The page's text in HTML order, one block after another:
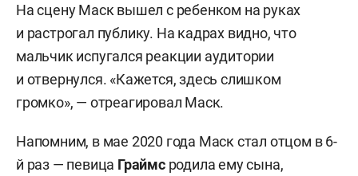
На сцену Маск вышел с ребенком на руках
и растрогал публику. На кадрах видно, что
мальчик испугался реакции аудитории
и отвернулся. «Кажется, здесь слишком
громко», — отреагировал Маск.
Напомним, в мае 2020 года Маск стал отцом в 6-
й раз — певица Граймсродила ему сына,